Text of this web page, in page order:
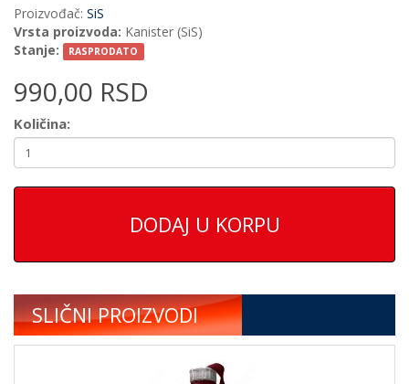
Proizvođač: SiS
Vrsta proizvoda: Kanister (SiS)
Stanje:
RASPRODATO
990,00 RSD
Količina:
DODAJ U KORPU
SLIČNI PROIZVODI